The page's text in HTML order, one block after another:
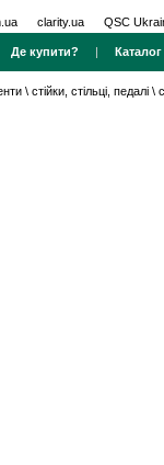
clarity.ua QSC
Де купити? | Каталог
\ стійки, стільці, педалі \